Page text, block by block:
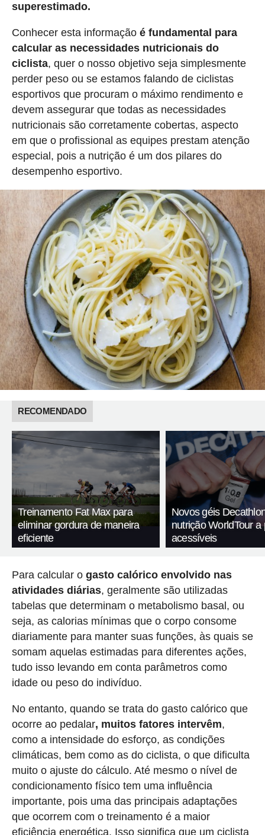
superestimado.
Conhecer esta informação é fundamental para
calcular as necessidades nutricionais do
ciclista, quer o nosso objetivo seja simplesmente
perder peso ou se estamos falando de ciclistas
esportivos que procuram o máximo rendimento e
devem assegurar que todas as necessidades
nutricionais são corretamente cobertas, aspecto
em que o profissional as equipes prestam atenção
especial, pois a nutrição é um dos pilares do
desempenho esportivo.
RECOMENDADO
Treinamento Fat Max para
eliminar gordura de maneira
eficiente
Novos géis
nutrição WorldTour a
acessíveis
Para calcular o gasto calórico envolvido nas
atividades diárias, geralmente são utilizadas
tabelas que determinam o metabolismo basal, ou
seja, as calorias mínimas que o corpo consome
diariamente para manter suas funções, às quais se
somam aquelas estimadas para diferentes ações,
tudo isso levando em conta parâmetros como
idade ou peso do indivíduo.
No entanto, quando se trata do gasto calórico que
ocorre ao pedalar, muitos fatores intervêm,
como a intensidade do esforço, as condições
climáticas, bem como as do ciclista, o que dificulta
muito o ajuste do cálculo. Até mesmo o nível de
condicionamento físico tem uma influência
importante, pois uma das principais adaptações
que ocorrem com o treinamento é a maior
eficiência energética. Isso significa que um ciclista